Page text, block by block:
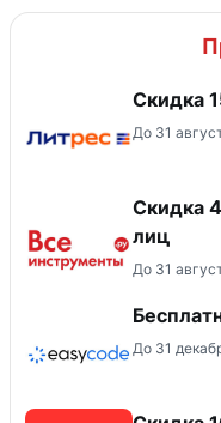
Скидка
До 31
Скидка
лиц
До 31
До 31